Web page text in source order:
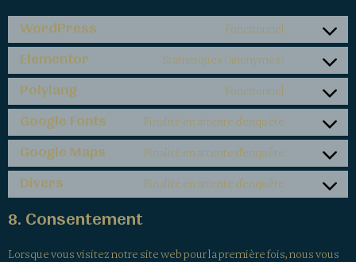
WordPress Fonctionnel
Elementor Statistiques (anonymes)
Polylang Fonctionnel
Google Fonts Finalité en attente d’enquête
Google Maps Finalité en attente d’enquête
Divers Finalité en attente d’enquête
8. Consentement
Lorsque vous visitez notre site web pour la première fois, nous vous